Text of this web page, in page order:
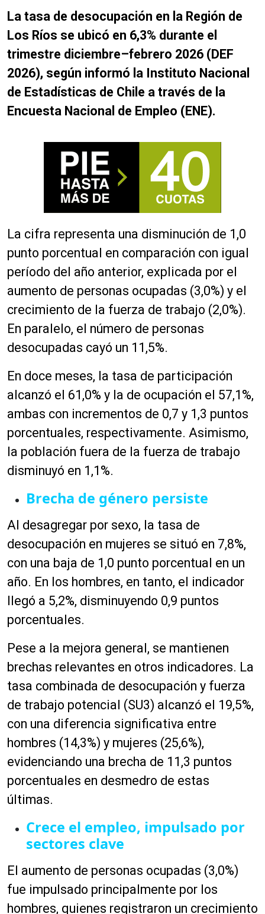
La tasa de desocupación en la Región de
Los Ríos se ubicó en 6,3% durante el
trimestre diciembre–febrero 2026 (DEF
2026), según informó la Instituto Nacional
de Estadísticas de Chile a través de la
Encuesta Nacional de Empleo (ENE).
La cifra representa una disminución de 1,0
punto porcentual en comparación con igual
período del año anterior, explicada por el
aumento de personas ocupadas (3,0%) y el
crecimiento de la fuerza de trabajo (2,0%).
En paralelo, el número de personas
desocupadas cayó un 11,5%.
En doce meses, la tasa de participación
alcanzó el 61,0% y la de ocupación el 57,1%,
ambas con incrementos de 0,7 y 1,3 puntos
porcentuales, respectivamente. Asimismo,
la población fuera de la fuerza de trabajo
disminuyó en 1,1%.
Brecha de género persiste
Al desagregar por sexo, la tasa de
desocupación en mujeres se situó en 7,8%,
con una baja de 1,0 punto porcentual en un
año. En los hombres, en tanto, el indicador
llegó a 5,2%, disminuyendo 0,9 puntos
porcentuales.
Pese a la mejora general, se mantienen
brechas relevantes en otros indicadores. La
tasa combinada de desocupación y fuerza
de trabajo potencial (SU3) alcanzó el 19,5%,
con una diferencia significativa entre
hombres (14,3%) y mujeres (25,6%),
evidenciando una brecha de 11,3 puntos
porcentuales en desmedro de estas
últimas.
Crece el empleo, impulsado por
sectores clave
El aumento de personas ocupadas (3,0%)
fue impulsado principalmente por los
hombres, quienes registraron un crecimiento